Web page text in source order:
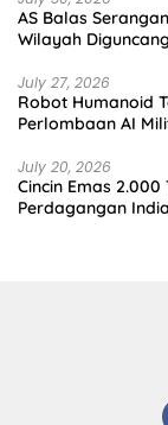
AS Balas
Wilayah
July 27, 2026
Robot Humanoid
Perlombaan AI
July 20, 2026
Cincin Emas
Perdagangan India